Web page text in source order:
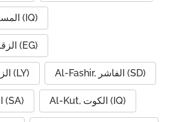
Al Musaiyib, المسيب (IQ)
Al Zaqaziq, الزقازيق (EG)
Al Zawiyah, الزاوية (LY) Al-Fashir, الفاشر (SD)
Al-Hofuf, الهفوف (SA) Al-Kut, الكوت (IQ)